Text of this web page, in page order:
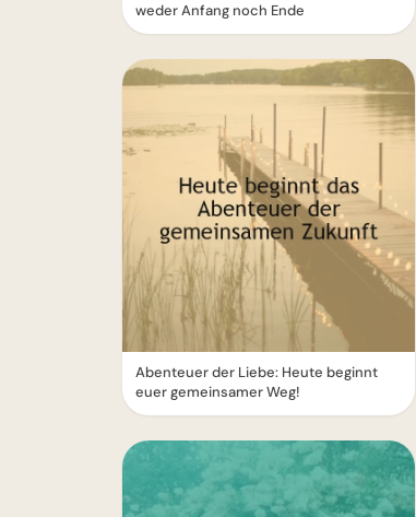
weder Anfang noch Ende
Abenteuer der Liebe: Heute beginnt
euer gemeinsamer Weg!